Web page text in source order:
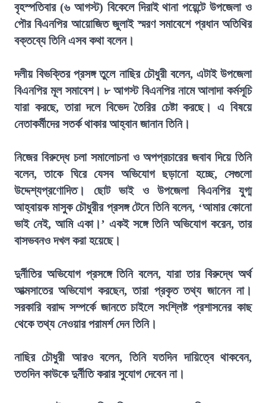
বৃহস্পতিবার (৬ আগস্ট) বিকেলে দিরাই থানা পয়েন্টে উপজেলা ও
পৌর বিএনপির আয়োজিত জুলাই স্মরণ সমাবেশে প্রধান অতিথির
বক্তব্যে তিনি এসব কথা বলেন।
দলীয় বিভক্তির প্রসঙ্গ তুলে নাছির চৌধুরী বলেন, এটাই উপজেলা
বিএনপির মূল সমাবেশ। ৮ আগস্ট বিএনপির নামে আলাদা কর্মসূচি
যারা করছে, তারা দলে বিভেদ তৈরির চেষ্টা করছে। এ বিষয়ে
নেতাকর্মীদের সতর্ক থাকার আহ্বান জানান তিনি।
নিজের বিরুদ্ধে চলা সমালোচনা ও অপপ্রচারের জবাব দিয়ে তিনি
বলেন, তাকে ঘিরে যেসব অভিযোগ ছড়ানো হচ্ছে, সেগুলো
উদ্দেশ্যপ্রণোদিত। ছোট ভাই ও উপজেলা বিএনপির যুগ্ম
আহ্বায়ক মাসুক চৌধুরীর প্রসঙ্গ টেনে তিনি বলেন, ‘আমার কোনো
ভাই নেই, আমি একা।’ একই সঙ্গে তিনি অভিযোগ করেন, তার
বাসভবনও দখল করা হয়েছে।
দুর্নীতির অভিযোগ প্রসঙ্গে তিনি বলেন, যারা তার বিরুদ্ধে অর্থ
আত্মসাতের অভিযোগ করছেন, তারা প্রকৃত তথ্য জানেন না।
সরকারি বরাদ্দ সম্পর্কে জানতে চাইলে সংশ্লিষ্ট প্রশাসনের কাছ
থেকে তথ্য নেওয়ার পরামর্শ দেন তিনি।
নাছির চৌধুরী আরও বলেন, তিনি যতদিন দায়িত্বে থাকবেন,
ততদিন কাউকে দুর্নীতি করার সুযোগ দেবেন না।